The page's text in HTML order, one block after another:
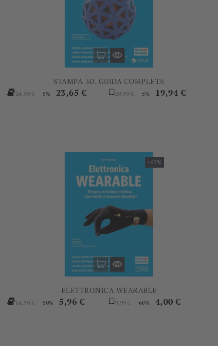
STAMPA 3D. GUIDA COMPLETA
Prezzo
24,90 € -5% Prezzo
23,65 €
Prezzo
20,99 € -5% Prezzo
19,94 €
-60%
ELETTRONICA WEARABLE
Prezzo
14,90 € -60% Prezzo
5,96 €
Prezzo
9,99 € -60% Prezzo
4,00 €